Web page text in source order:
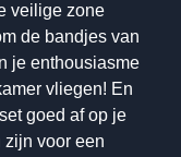
veilige zone
de bandjes van
je enthousiasme
vliegen! En
goed af op je
zijn voor een